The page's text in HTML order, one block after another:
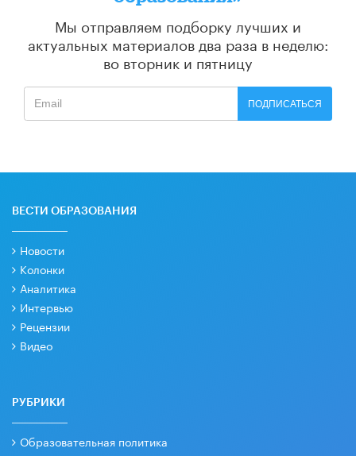
Мы отправляем подборку лучших и
актуальных материалов два раза в неделю:
во вторник и пятницу
ПОДПИСАТЬСЯ
ВЕСТИ ОБРАЗОВАНИЯ
Новости
Колонки
Аналитика
Интервью
Рецензии
Видео
РУБРИКИ
Образовательная политика